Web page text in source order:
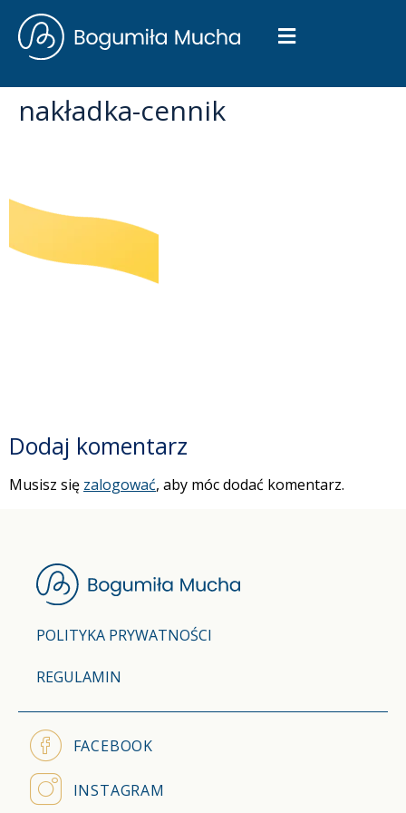
nakładka-cennik
Dodaj komentarz
Musisz się zalogować, aby móc dodać komentarz.
POLITYKA PRYWATNOŚCI
REGULAMIN
FACEBOOK
INSTAGRAM